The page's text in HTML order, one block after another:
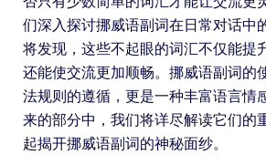
们深入探讨挪威语副词在日常对话中
将发现，这些不起眼的词汇不仅能提
还能使交流更加顺畅。挪威语副词的
法规则的遵循，更是一种丰富语言情
来的部分中，我们将详尽解读它们的
起揭开挪威语副词的神秘面纱。